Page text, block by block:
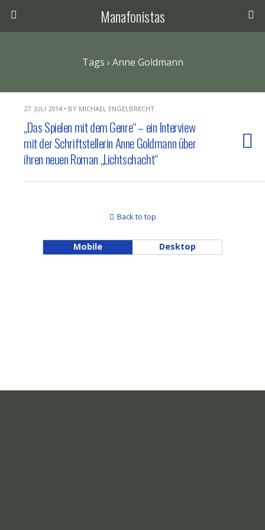
Manafonistas
Tags › Anne Goldmann
27. JULI 2014 • BY MICHAEL ENGELBRECHT
„Das Spielen mit dem Genre“ – ein Interview
mit der Schriftstellerin Anne Goldmann über
ihren neuen Roman „Lichtschacht“
Back to top
Mobile Desktop